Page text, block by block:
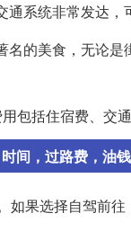
系统非常发达，
名的美食，无论
包括住宿费、交
间，过路费，油
果选择自驾前往